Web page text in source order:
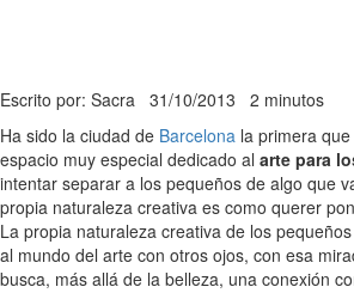
Escrito por: Sacra 31/10/2013 2 minutos
Ha sido la ciudad de Barcelona la primera
espacio muy especial dedicado al arte para
intentar separar a los pequeños de algo que
propia naturaleza creativa es como querer
La propia naturaleza creativa de los
al mundo del arte con otros ojos, con esa
busca, más allá de la belleza, una conexión